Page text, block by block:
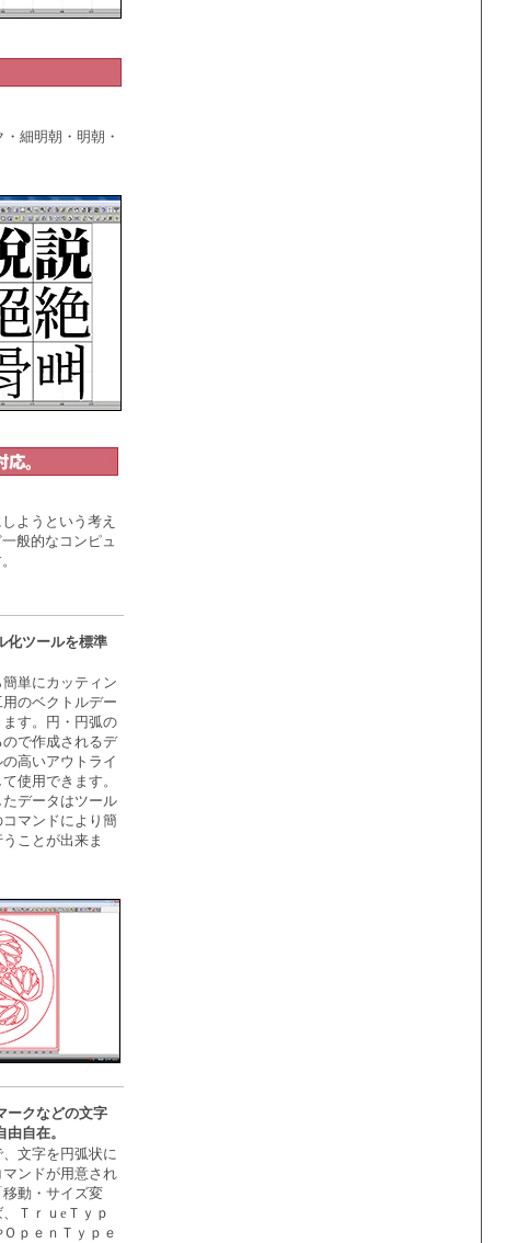
細明朝・明朝・
ようという考え
般的なコンピュ
化ツールを標準
単にカッティン
のベクトルデー
ます。円・円弧の
で作成されるデ
高いアウトライ
使用できます。
データはツール
マンドにより簡
ことが出来ま
ークなどの文字
自在。
文字を円弧状に
ンドが用意され
動・サイズ変
ＴｒｕeＴｙｐ
ｐｅｎＴｙｐｅ